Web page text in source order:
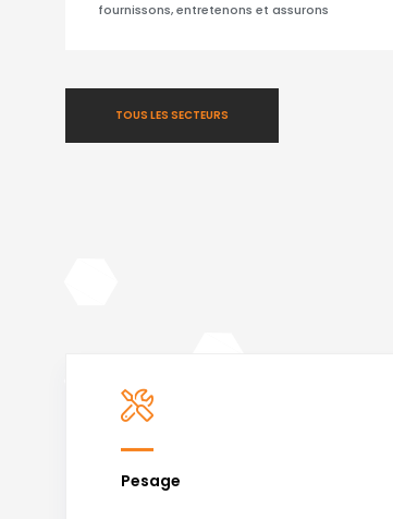
fournissons, entretenons et assurons
TOUS LES SECTEURS
Pesage